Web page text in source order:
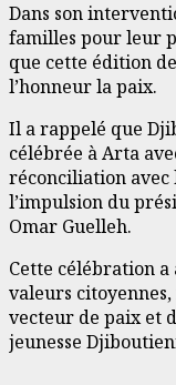
Dans son
familles pour leur
que cette édition
l’honneur la paix.
Il a rappelé que
célébrée à Arta
réconciliation avec
l’impulsion du
Omar Guelleh.
Cette célébration
valeurs
vecteur de paix et
jeunesse